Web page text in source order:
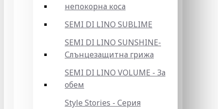
непокорна коса
SEMI DI LINO SUBLIME
SEMI DI LINO SUNSHINE-
Слънцезащитна грижа
SEMI DI LINO VOLUME - За
обем
Style Stories - Серия